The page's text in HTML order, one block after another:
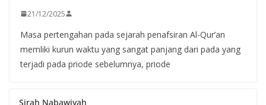
21/12/2025
Masa pertengahan pada sejarah penafsiran Al-Qur’an
memliki kurun waktu yang sangat panjang dari pada yang
terjadi pada priode sebelumnya, priode
Sirah Nabawiyah